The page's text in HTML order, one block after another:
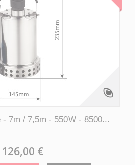
- 7m / 7,5m - 550W - 8500...
126,00 €